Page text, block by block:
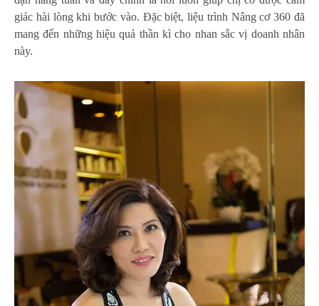
giác hài lòng khi bước vào. Đặc biệt, liệu trình Nâng cơ 360 đã
mang đến những hiệu quả thần kì cho nhan sắc vị doanh nhân
này.